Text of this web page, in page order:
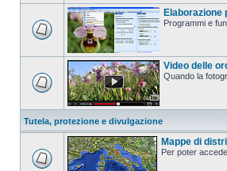
Elaborazione
Programmi e
Video delle
Quando la
Tutela, protezione e divulgazione
Mappe di
Per poter